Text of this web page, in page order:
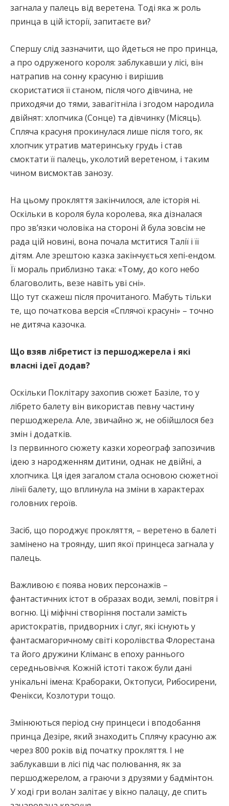
загнала у палець від веретена. Тоді яка ж роль
принца в цій історії, запитаєте ви?
Спершу слід зазначити, що йдеться не про принца,
а про одруженого короля: заблукавши у лісі, він
натрапив на сонну красуню і вирішив
скористатися її станом, після чого дівчина, не
приходячи до тями, завагітніла і згодом народила
двійнят: хлопчика (Сонце) та дівчинку (Місяць).
Спляча красуня прокинулася лише після того, як
хлопчик утратив материнську грудь і став
смоктати її палець, уколотий веретеном, і таким
чином висмоктав занозу.
На цьому прокляття закінчилося, але історія ні.
Оскільки в короля була королева, яка дізналася
про зв’язки чоловіка на стороні й була зовсім не
рада цій новині, вона почала мститися Талії і її
дітям. Але зрештою казка закінчується хепі-ендом.
Її мораль приблизно така: «Тому, до кого небо
благоволить, везе навіть уві сні».
Що тут скажеш після прочитаного. Мабуть тільки
те, що початкова версія «Сплячої красуні» – точно
не дитяча казочка.
Що взяв лібретист із першоджерела і які
власні ідеї додав?
Оскільки Поклітару захопив сюжет Базіле, то у
лібрето балету він використав певну частину
першоджерела. Але, звичайно ж, не обійшлося без
змін і додатків.
Із первинного сюжету казки хореограф запозичив
ідею з народженням дитини, однак не двійні, а
хлопчика. Ця ідея загалом стала основою сюжетної
лінії балету, що вплинула на зміни в характерах
головних героїв.
Засіб, що породжує прокляття, – веретено в балеті
замінено на троянду, шип якої принцеса загнала у
палець.
Важливою є поява нових персонажів –
фантастичних істот в образах води, землі, повітря і
вогню. Ці міфічні створіння постали замість
аристократів, придворних і слуг, які існують у
фантасмагоричному світі королівства Флорестана
та його дружини Кліманс в епоху раннього
середньовіччя. Кожній істоті також були дані
унікальні імена: Крабораки, Октопуси, Рибосирени,
Фенікси, Козлотури тощо.
Змінюються період сну принцеси і вподобання
принца Дезіре, який знаходить Сплячу красуню аж
через 800 років від початку прокляття. І не
заблукавши в лісі під час полювання, як за
першоджерелом, а граючи з друзями у бадмінтон.
У ході гри волан залітає у вікно палацу, де спить